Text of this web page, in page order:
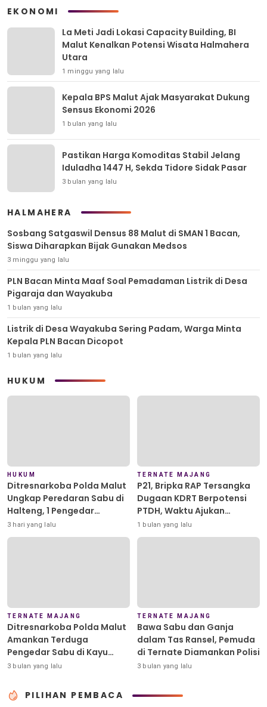
EKONOMI
La Meti Jadi Lokasi Capacity Building, BI
Malut Kenalkan Potensi Wisata Halmahera
Utara
1 minggu yang lalu
Kepala BPS Malut Ajak Masyarakat Dukung
Sensus Ekonomi 2026
1 bulan yang lalu
Pastikan Harga Komoditas Stabil Jelang
Iduladha 1447 H, Sekda Tidore Sidak Pasar
3 bulan yang lalu
HALMAHERA
Sosbang Satgaswil Densus 88 Malut di SMAN 1 Bacan,
Siswa Diharapkan Bijak Gunakan Medsos
3 minggu yang lalu
PLN Bacan Minta Maaf Soal Pemadaman Listrik di Desa
Pigaraja dan Wayakuba
1 bulan yang lalu
Listrik di Desa Wayakuba Sering Padam, Warga Minta
Kepala PLN Bacan Dicopot
1 bulan yang lalu
HUKUM
HUKUM
Ditresnarkoba Polda Malut
Ungkap Peredaran Sabu di
Halteng, 1 Pengedar
Diamankan
3 hari yang lalu
TERNATE MAJANG
P21, Bripka RAP Tersangka
Dugaan KDRT Berpotensi
PTDH, Waktu Ajukan
Banding Habis
1 bulan yang lalu
TERNATE MAJANG
Ditresnarkoba Polda Malut
Amankan Terduga
Pengedar Sabu di Kayu
Merah
3 bulan yang lalu
TERNATE MAJANG
Bawa Sabu dan Ganja
dalam Tas Ransel, Pemuda
di Ternate Diamankan Polisi
3 bulan yang lalu
PILIHAN PEMBACA